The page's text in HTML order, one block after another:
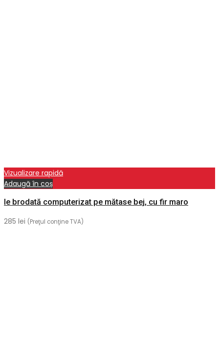
Vizualizare rapidă
Adaugă în coș
Ie brodată computerizat pe mătase bej, cu fir maro
285 lei (Preţul conţine TVA)